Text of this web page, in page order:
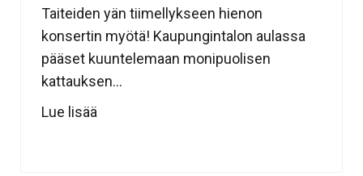
Taiteiden yän tiimellykseen hienon
konsertin myötä! Kaupungintalon aulassa
pääset kuuntelemaan monipuolisen
kattauksen...
Lue lisää